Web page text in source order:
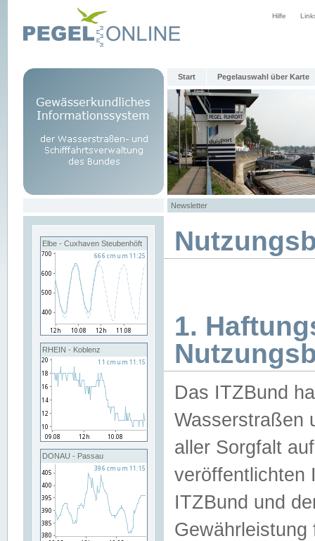
Hilfe
Start Pegelauswahl über Karte
Newsletter
Elbe - Cuxhaven Steubenhöft
RHEIN - Koblenz
DONAU - Passau
1.
Das ITZBund
Wasserstraßen
aller Sorgfalt
veröffentlichten
ITZBund und